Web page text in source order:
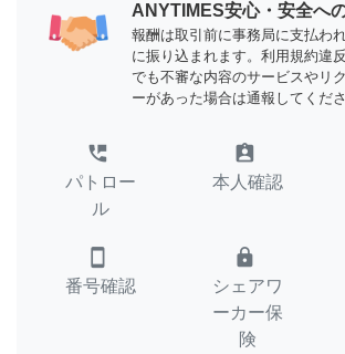
ANYTIMES安心・安全へ
報酬は取引前に事務局に支払わ
に振り込まれます。利用規約違
でも不審な内容のサービスやリ
ーがあった場合は通報してくださ
perm_phone_msg
パトロー
ル
assignment_ind
本人確認
smartphone
番号確認
lock
シェアワ
ーカー保
険